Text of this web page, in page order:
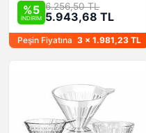
%5
İNDİRİM
6.256,50 TL
5.943,68 TL
Peşin Fiyatına 3 x 1.981,23 TL